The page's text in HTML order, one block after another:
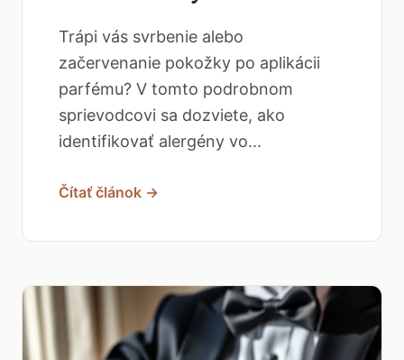
Trápi vás svrbenie alebo
začervenanie pokožky po aplikácii
parfému? V tomto podrobnom
sprievodcovi sa dozviete, ako
identifikovať alergény vo...
Čítať článok →